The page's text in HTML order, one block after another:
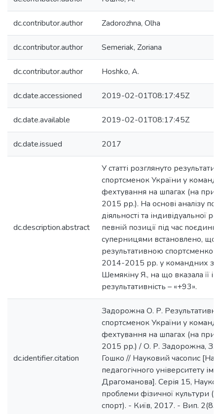
dc.contributor.author Zadorozhna, Olha
dc.contributor.author Semeriak, Zoriana
dc.contributor.author Hoshko, A.
dc.date.accessioned 2019-02-01T08:17:45Z
dc.date.available 2019-02-01T08:17:45Z
dc.date.issued 2017
dc.description.abstract
У статті розглянуто
спортсменок України у
фехтування на шпагах (на
2015 рр.). На основі аналізу
діяльності та індивідуальної
певній позиції під час
суперницями встановлено, що
результативною
2014-2015 рр. у командних
Шемякіну Я., на що вказала її
результативність – «+93».
dc.identifier.citation
Задорожна О. Р.
спортсменок України у
фехтування на шпагах (на
2015 рр.) / О. Р. Задорожна, З.
Гошко // Науковий часопис
педагогічного університету
Драгоманова]. Серія 15,
проблеми фізичної культури
спорт). - Київ, 2017. - Вип.